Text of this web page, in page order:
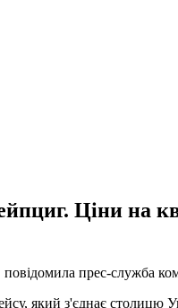
Ціни на
прес-служба
який з'єднає столицю